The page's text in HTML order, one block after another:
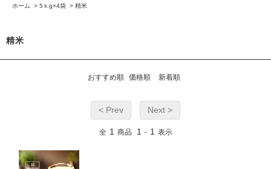
ホーム > 5ｋg×4袋 > 精米
精米
おすすめ順 価格順 新着順
< Prev Next >
全 1 商品 1 - 1 表示